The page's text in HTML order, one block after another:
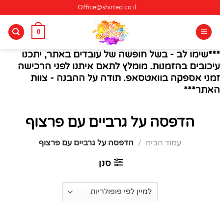
to
content
Office@shirted.co.il
0
***שימו לב - בשל חופשה של עובדים באתר, יתכנו
עיכובים בהזמנות. מומלץ לתאם איתנו לפני הרכישה
זמני אספקה בוואטסאפ. תודה על ההבנה - צוות
האתר***
הדפסה על גרביים עם פרצוף
עמוד הבית / הדפסה על גרביים עם פרצוף
סנן